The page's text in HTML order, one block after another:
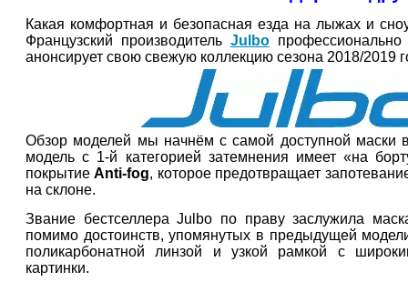
Какая комфортная и безопасная езда на лыжах и
Французский производитель Julboпрофессионально
анонсирует свою свежую коллекцию сезона 2018/2019
Обзор моделей мы начнём с самой доступной
модель с 1-й категорией затемнения имеет «на
покрытиеAnti-fog, которое предотвращает
на склоне.
Звание бестселлера Julbo по праву заслужила
помимо достоинств, упомянутых в предыдущей
поликарбонатной линзой и узкой рамкой с
картинки.